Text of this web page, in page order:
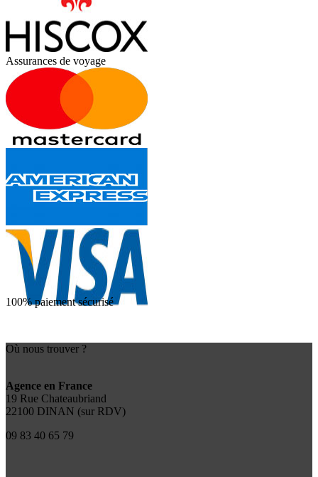
Assurances de voyage
100% paiement sécurisé
Où nous trouver ?
Agence en France
19 Rue Chateaubriand
22100 DINAN (sur RDV)
09 83 40 65 79